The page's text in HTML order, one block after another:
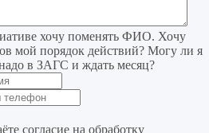
хочу поменять ФИО. Хочу
мой порядок действий? Могу ли я
в ЗАГС и ждать месяц?
согласие на обработку